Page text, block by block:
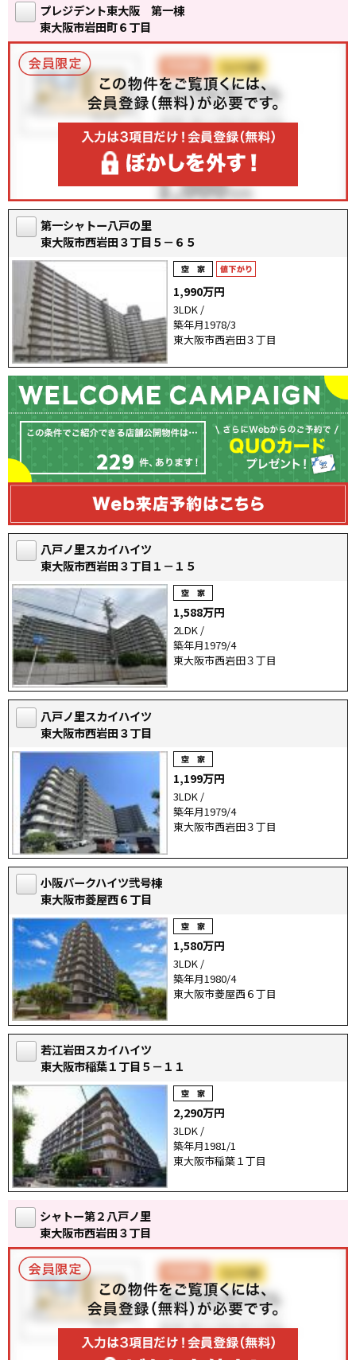
プレジデント東大阪 第一棟
東大阪市岩田町６丁目
第一シャトー八戸の里
東大阪市西岩田３丁目５－６５
1,990万円
3LDK /
築年月1978/3
東大阪市西岩田３丁目
229
八戸ノ里スカイハイツ
東大阪市西岩田３丁目１－１５
1,588万円
2LDK /
築年月1979/4
東大阪市西岩田３丁目
八戸ノ里スカイハイツ
東大阪市西岩田３丁目
1,199万円
3LDK /
築年月1979/4
東大阪市西岩田３丁目
小阪パークハイツ弐号棟
東大阪市菱屋西６丁目
1,580万円
3LDK /
築年月1980/4
東大阪市菱屋西６丁目
若江岩田スカイハイツ
東大阪市稲葉１丁目５－１１
2,290万円
3LDK /
築年月1981/1
東大阪市稲葉１丁目
シャトー第２八戸ノ里
東大阪市西岩田３丁目